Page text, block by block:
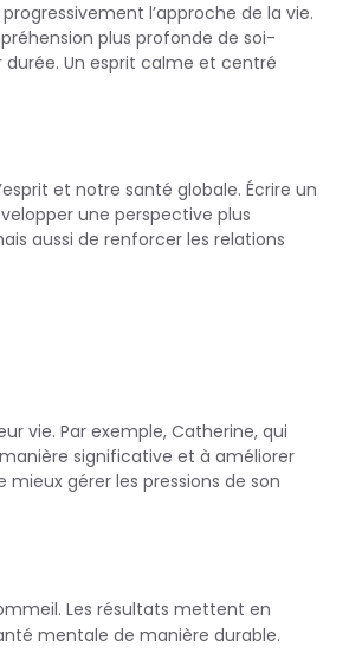
l’approche de la vie.
plus profonde de soi-
Un esprit calme et centré
et notre santé globale. Écrire un
une perspective plus
aussi de renforcer les relations
vie. Par exemple, Catherine, qui
significative et à améliorer
gérer les pressions de son
Les résultats mettent en
mentale de manière durable.